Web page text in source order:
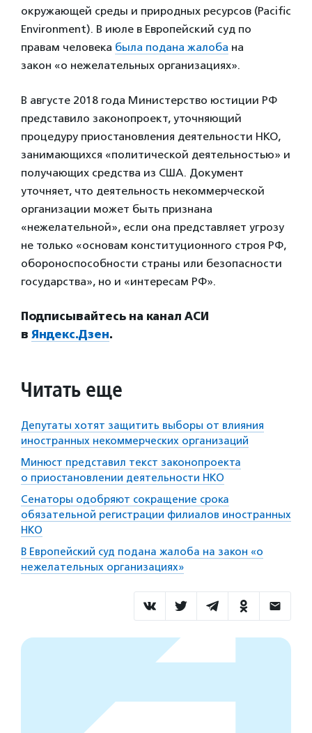
окружающей среды и природных ресурсов (Pacific
Environment). В июле в Европейский суд по
правам человека была подана жалоба на
закон «о нежелательных организациях».
В августе 2018 года Министерство юстиции РФ
представило законопроект, уточняющий
процедуру приостановления деятельности НКО,
занимающихся «политической деятельностью» и
получающих средства из США. Документ
уточняет, что деятельность некоммерческой
организации может быть признана
«нежелательной», если она представляет угрозу
не только «основам конституционного строя РФ,
обороноспособности страны или безопасности
государства», но и «интересам РФ».
Подписывайтесь на канал АСИ
в Яндекс.Дзен.
Читать еще
Депутаты хотят защитить выборы от влияния
иностранных некоммерческих организаций
Минюст представил текст законопроекта
о приостановлении деятельности НКО
Сенаторы одобряют сокращение срока
обязательной регистрации филиалов иностранных
НКО
В Европейский суд подана жалоба на закон «о
нежелательных организациях»